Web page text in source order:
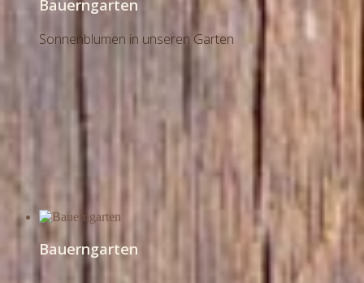
Bauerngarten
Sonnenblumen in unseren Garten
Bauerngarten